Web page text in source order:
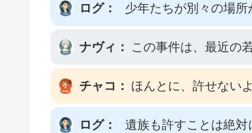
ログ： 少年たちが別々の場所
ナヴィ： この事件は、最近の
チャコ： ほんとに、許せないよ
ログ： 遺族も許すことは絶対